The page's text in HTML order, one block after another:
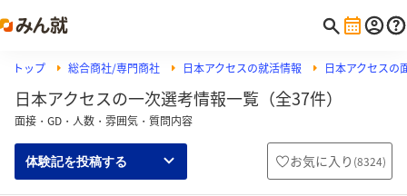
トップ 総合商社/専門商社 日本アクセスの就活情報 日本アクセスの
日本アクセスの一次選考情報一覧（全37件）
面接・GD・人数・雰囲気・質問内容
体験記を投稿する お気に入り (8324)